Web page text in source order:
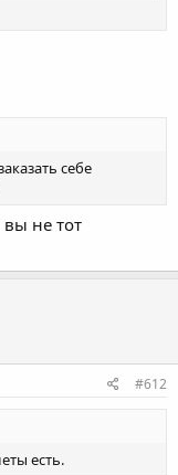
"где угодно". Мне
Думаю,
себе
не тот
#612
есть.